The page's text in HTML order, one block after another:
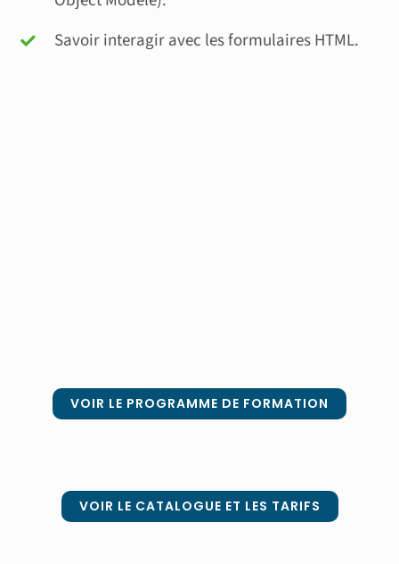
Savoir interagir avec les formulaires HTML.
VOIR LE PROGRAMME DE FORMATION
VOIR LE CATALOGUE ET LES TARIFS